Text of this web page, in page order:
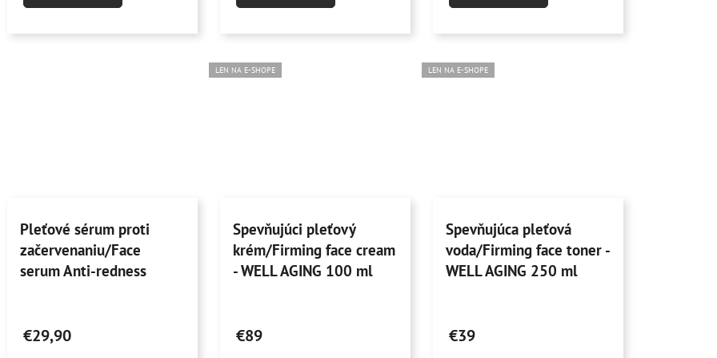
4,8
5,0
hviezdičiek.
4,9
hviezdičiek.
Pleťové sérum proti
začervenaniu/Face
serum Anti-redness
hodnotenie
produktu
€29,90
LEN NA E-SHOPE
Spevňujúci pleťový
krém/Firming face cream
- WELL AGING 100 ml
hodnotenie
€89
LEN NA E-SHOPE
Spevňujúca pleťová
voda/Firming face toner -
WELL AGING 250 ml
hodnotenie
€39